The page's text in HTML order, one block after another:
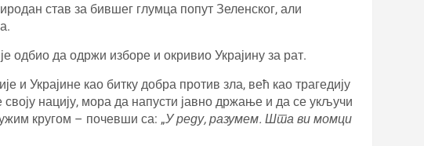
став за бившег глумца попут Зеленског, али
је одбио да одржи изборе и окривио Украјину за рат.
и Украјине као битку добра против зла, већ као трагедију
нацију, мора да напусти јавно држање и да се укључи
кругом – почевши са: „У реду, разумем. Шта ви момци